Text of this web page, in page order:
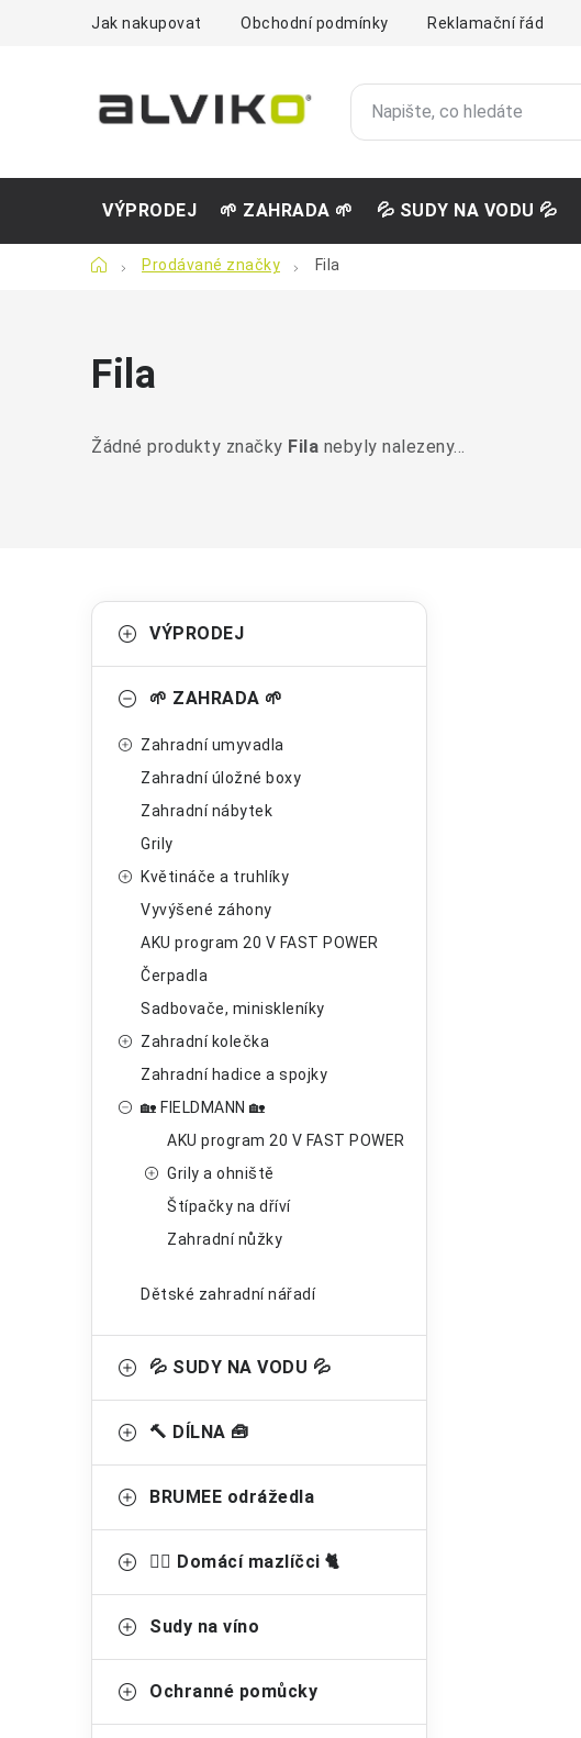
Jak nakupovat Obchodní podmínky Reklamační řád
VÝPRODEJ 🌱 ZAHRADA 🌱 💦 SUDY NA VODU 💦
DomůProdávané značky Fila
Fila
Žádné produkty značky Fila nebyly nalezeny...
P
o
Přeskočit
kategorie
K
VÝPRODEJ
🌱 ZAHRADA 🌱
Zahradní umyvadla
Zahradní úložné boxy
Zahradní nábytek
Grily
Květináče a truhlíky
Vyvýšené záhony
AKU program 20 V FAST POWER
Čerpadla
Sadbovače, miniskleníky
Zahradní kolečka
Zahradní hadice a spojky
🏡 FIELDMANN 🏡
AKU program 20 V FAST POWER
Grily a ohniště
Štípačky na dříví
Zahradní nůžky
Dětské zahradní nářadí
💦 SUDY NA VODU 💦
🔨 DÍLNA 🧰
BRUMEE odrážedla
🐕‍🦺 Domácí mazlíčci 🐈
Sudy na víno
Ochranné pomůcky